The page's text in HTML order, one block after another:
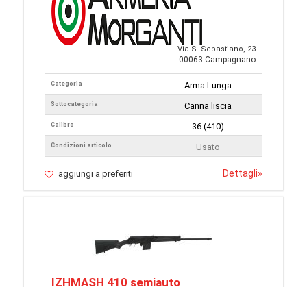
Via S. Sebastiano, 23
00063 Campagnano
Categoria
Sottocategoria
Calibro
Condizioni articolo
Arma Lunga
Canna liscia
36 (410)
Usato
aggiungi a preferiti Dettagli»
IZHMASH 410 semiauto